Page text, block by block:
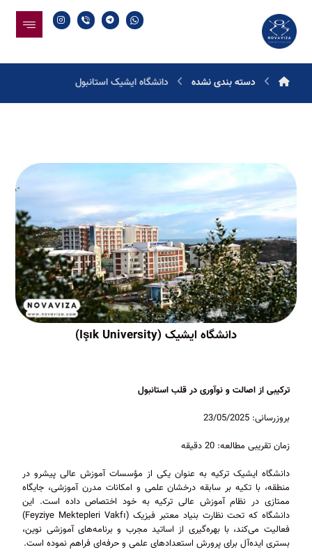
دسته بندی نشده دانشگاه ایشیک استانبول
دانشگاه ایشیک (Işık University)
ترکیبی از اصالت و نوآوری در قلب استانبول
بروزرسانی: 23/05/2025
زمان تقریبی مطالعه: 20 دقیقه
دانشگاه ایشیک ترکیه به عنوان یکی از مؤسسات آموزش عالی پیشرو در
منطقه، با تکیه بر سابقه درخشان علمی و امکانات مدرن آموزشی، جایگاه
ممتازی در نظام آموزش عالی ترکیه به خود اختصاص داده است. این
دانشگاه که تحت نظارت بنیاد معتبر فیزیک (Feyziye Mektepleri Vakfı)
فعالیت می‌کند، با بهره‌گیری از اساتید مجرب و برنامه‌های آموزشی نوین،
بستری ایده‌آل برای پرورش استعدادهای علمی و حرفه‌ای فراهم نموده است.